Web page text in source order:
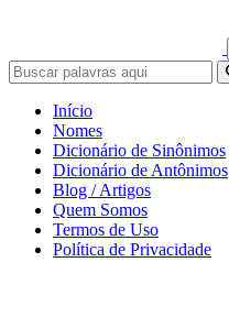
Início
Nomes
Dicionário de Sinônimos
Dicionário de Antônimos
Blog / Artigos
Quem Somos
Termos de Uso
Política de Privacidade